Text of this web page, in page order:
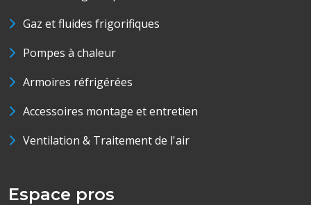
Gaz et fluides frigorifiques
Pompes à chaleur
Armoires réfrigérées
Accessoires montage et entretien
Ventilation & Traitement de l'air
Espace pros